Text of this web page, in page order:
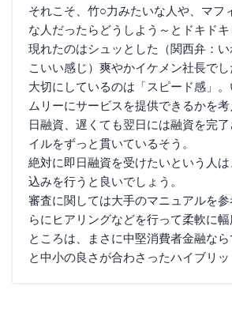
それこそ、竹○力みたいな人や、マフ
な人だったらどうしよう～とドキドキ
現れたのはシュッとした（関西弁：
こいい感じ）爽やかイケメン社長でし
大切にしているのは「スピード感」
ムリーにサービスを提供できるかを
日融資、遅くても翌日には融資を完
イルをずっと貫いているそう。
絶対に即日融資を受けたいという人
込みを行うと良いでしょう。
審査に関しては大手のマニュアルを
らにヒアリングなどを行って柔軟に幅
ところは、まさに中堅消費者金融な
と中小の良さが合わさったハイブリッ